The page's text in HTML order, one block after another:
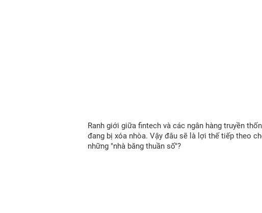
Ranh giới giữa fintech và các ngân hàng truyền
đang bị xóa nhòa. Vậy đâu sẽ là lợi thế tiếp theo
những "nhà băng thuần số"?